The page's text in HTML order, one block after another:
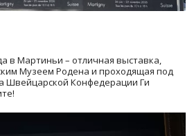
в Мартиньи – отличная выставка,
Музеем Родена и проходящая под
Швейцарской Конфедерации Ги